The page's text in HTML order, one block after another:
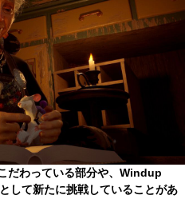
わっている部分や、Windup
して新たに挑戦していることがあ